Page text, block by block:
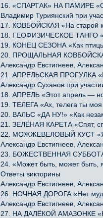
16. «СПАРТАК» НА ПАМИРЕ
Владимир Туриянский при
17. КОВБОЙСКАЯ «На старой
18. ГЕОФИЗИЧЕСКОЕ ТАНГО
19. КОНЕЦ СЕЗОНА «Как птицы
20. ПРОЩАЛЬНАЯ КОВБОЙСКАЯ
Александр Евстигнеев,
21. АПРЕЛЬСКАЯ ПРОГУЛКА
Александр Суханов при
18. АПРЕЛЬ «Этот апрель —
19. ТЕЛЕГА «Ах, телега ты
20. ВАЛЬС «ДА НУ!» «Как
21. ЗЕЛЁНАЯ КАРЕТА «Спят,
22. МОЖЖЕВЕЛОВЫЙ КУСТ «Я
Александр Евстигнеев,
23. БОЖЕСТВЕННАЯ СУББОТА
24. «Может быть, может
Ответы викторины
Александр Евстигнеев,
26. НОЧНАЯ ДОРОГА «Нет
Александр Евстигнеев,
27. НА ДАЛЁКОЙ АМАЗОНКЕ «На